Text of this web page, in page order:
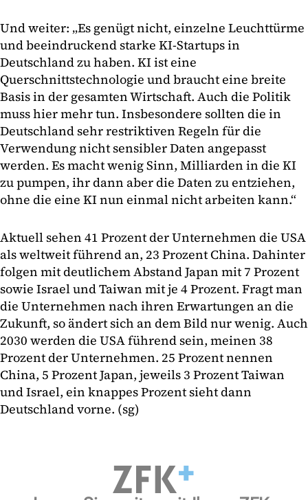
Und weiter: „Es genügt nicht, einzelne Leuchttürme
und beeindruckend starke KI-Startups in
Deutschland zu haben. KI ist eine
Querschnittstechnologie und braucht eine breite
Basis in der gesamten Wirtschaft. Auch die Politik
muss hier mehr tun. Insbesondere sollten die in
Deutschland sehr restriktiven Regeln für die
Verwendung nicht sensibler Daten angepasst
werden. Es macht wenig Sinn, Milliarden in die KI
zu pumpen, ihr dann aber die Daten zu entziehen,
ohne die eine KI nun einmal nicht arbeiten kann.“
Aktuell sehen 41 Prozent der Unternehmen die USA
als weltweit führend an, 23 Prozent China. Dahinter
folgen mit deutlichem Abstand Japan mit 7 Prozent
sowie Israel und Taiwan mit je 4 Prozent. Fragt man
die Unternehmen nach ihren Erwartungen an die
Zukunft, so ändert sich an dem Bild nur wenig. Auch
2030 werden die USA führend sein, meinen 38
Prozent der Unternehmen. 25 Prozent nennen
China, 5 Prozent Japan, jeweils 3 Prozent Taiwan
und Israel, ein knappes Prozent sieht dann
Deutschland vorne. (sg)